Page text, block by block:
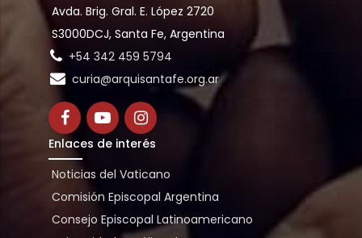
Avda. Brig. Gral. E. López 2720
S3000DCJ, Santa Fe, Argentina
+54 342 459 5794
curia@arquisantafe.org.ar
Enlaces de interés
Noticias del Vaticano
Comisión Episcopal Argentina
Consejo Episcopal Latinoamericano